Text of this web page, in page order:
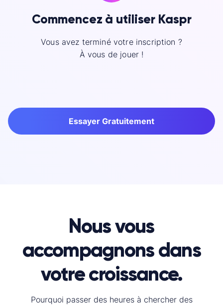
Commencez à utiliser Kaspr
Vous avez terminé votre inscription ?
À vous de jouer !
Essayer Gratuitement
Nous vous
accompagnons dans
votre croissance.
Pourquoi passer des heures à chercher des